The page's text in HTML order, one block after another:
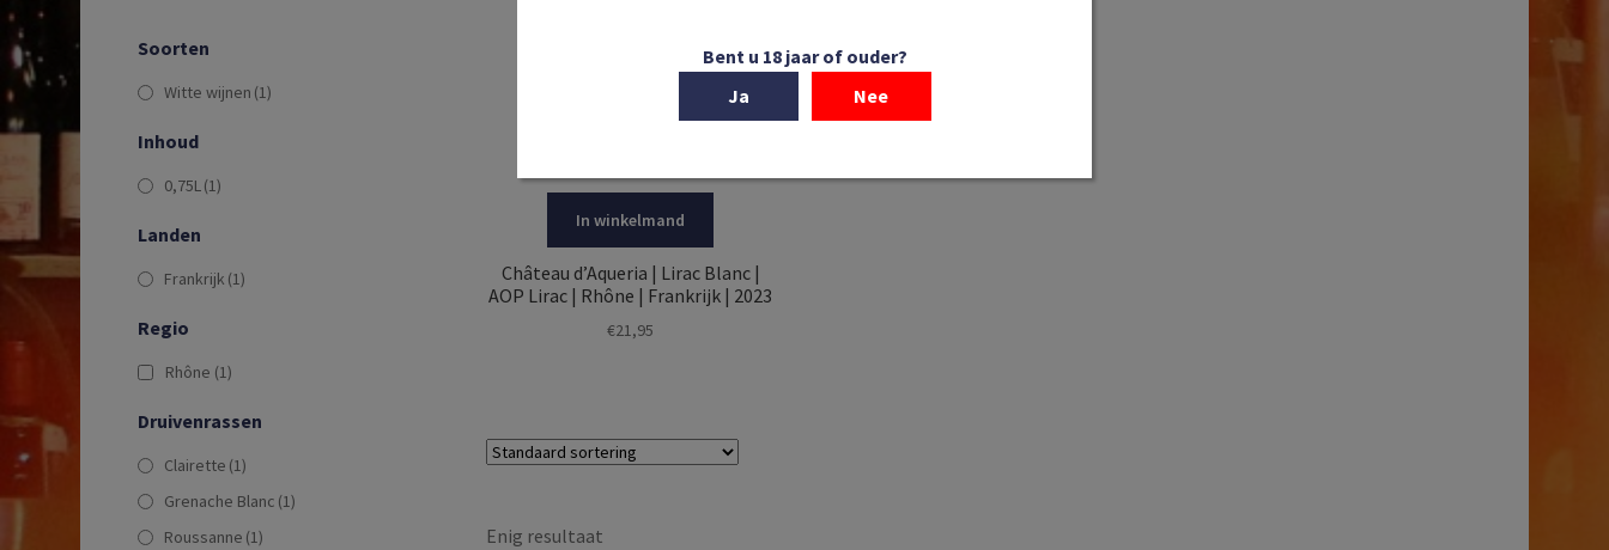
In winkelmand
Château d’Aqueria | Lirac Blanc |
AOP Lirac | Rhône | Frankrijk | 2023
€21,95
Enig resultaat
Soorten
Witte wijnen (1)
Inhoud
0,75L(1)
Landen
Frankrijk (1)
Regio
Rhône (1)
Druivenrassen
Clairette (1)
Grenache Blanc (1)
Roussanne (1)
Bent u 18 jaar of ouder?
Ja
Nee